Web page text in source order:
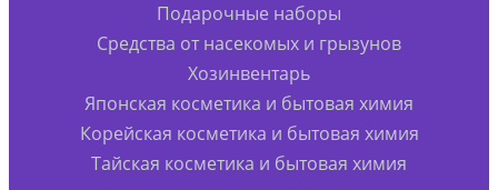
Подарочные наборы
Средства от насекомых и грызунов
Хозинвентарь
Японская косметика и бытовая химия
Корейская косметика и бытовая химия
Тайская косметика и бытовая химия